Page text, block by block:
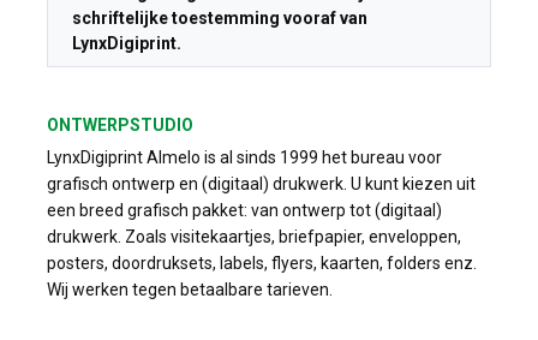
schriftelijke toestemming vooraf van
LynxDigiprint.
ONTWERPSTUDIO
LynxDigiprint Almelo is al sinds 1999 het bureau voor
grafisch ontwerp en (digitaal) drukwerk. U kunt kiezen uit
een breed grafisch pakket: van ontwerp tot (digitaal)
drukwerk. Zoals visitekaartjes, briefpapier, enveloppen,
posters, doordruksets, labels, flyers, kaarten, folders enz.
Wij werken tegen betaalbare tarieven.